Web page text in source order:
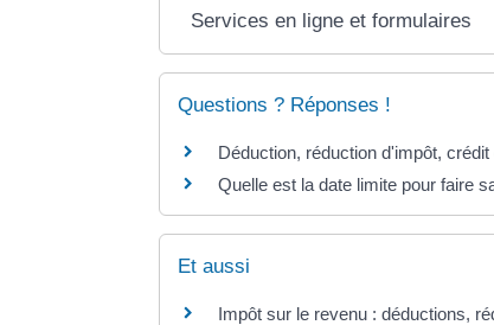
Services en ligne et formulaires
Questions ? Réponses !
Déduction, réduction d'impôt,
Quelle est la date limite pour faire
Et aussi
Impôt sur le revenu : déductions,